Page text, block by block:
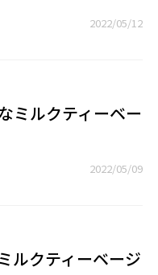
2022/05/12
ミルクティーベー
2022/05/09
ルクティーベージ